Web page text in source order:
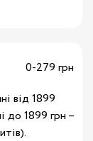
0-279 грн
від 1899
до 1899 грн –